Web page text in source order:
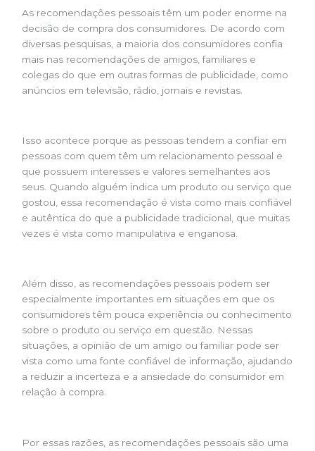
As recomendações pessoais têm um poder enorme na
decisão de compra dos consumidores. De acordo com
diversas pesquisas, a maioria dos consumidores confia
mais nas recomendações de amigos, familiares e
colegas do que em outras formas de publicidade, como
anúncios em televisão, rádio, jornais e revistas.
Isso acontece porque as pessoas tendem a confiar em
pessoas com quem têm um relacionamento pessoal e
que possuem interesses e valores semelhantes aos
seus. Quando alguém indica um produto ou serviço que
gostou, essa recomendação é vista como mais confiável
e autêntica do que a publicidade tradicional, que muitas
vezes é vista como manipulativa e enganosa.
Além disso, as recomendações pessoais podem ser
especialmente importantes em situações em que os
consumidores têm pouca experiência ou conhecimento
sobre o produto ou serviço em questão. Nessas
situações, a opinião de um amigo ou familiar pode ser
vista como uma fonte confiável de informação, ajudando
a reduzir a incerteza e a ansiedade do consumidor em
relação à compra.
Por essas razões, as recomendações pessoais são uma